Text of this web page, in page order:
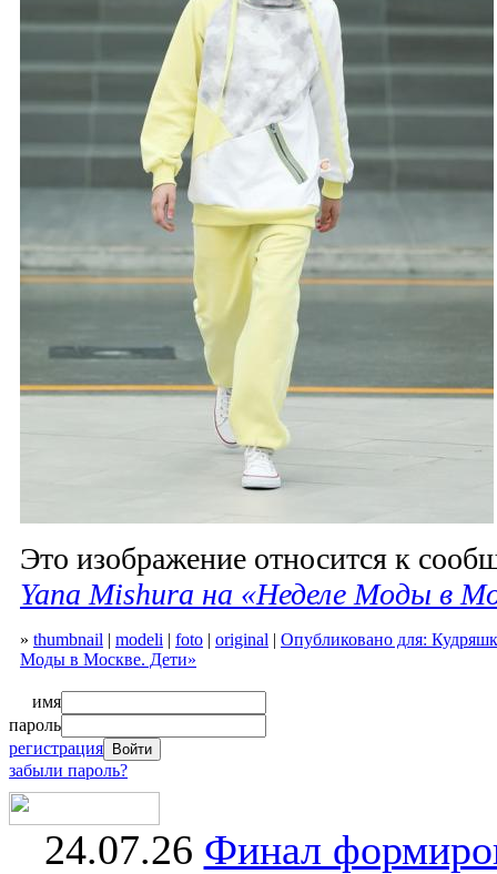
Это изображение относится к
Yana Mishura на «Неделе Моды в
» thumbnail | modeli | foto | original | Опубликовано для:
Моды в Москве. Дети»
имя
пароль
регистрация
забыли пароль?
24.07.26 Финал